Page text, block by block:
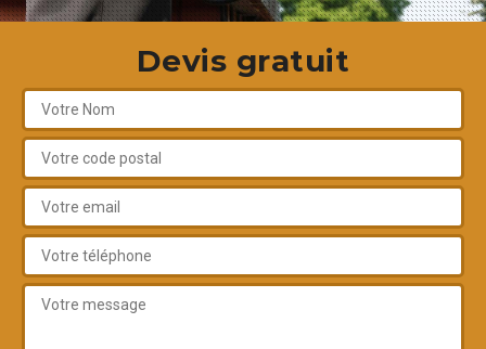
Devis gratuit